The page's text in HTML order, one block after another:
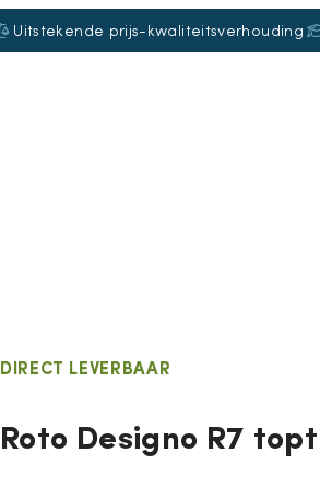
Uitstekende prijs-kwaliteitsverhouding
DIRECT LEVERBAAR
Roto Designo R7